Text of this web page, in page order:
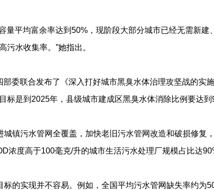
量平均富余率达到50%，现阶段大部分城市已经无需新
污水收集率。”她指出。
部委联合发布了《深入打好城市黑臭水体治理攻坚战的实
标是到2025年，县级城市建成区黑臭水体消除比例要达到
城镇污水管网全覆盖，加快老旧污水管网改造和破损修复
浓度高于100毫克/升的城市生活污水处理厂规模占比达
标的实现并不容易。例如，全国平均污水管网缺失率约为